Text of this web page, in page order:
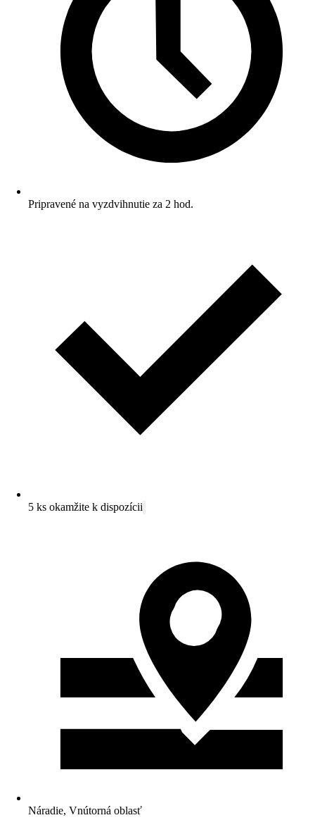
Pripravené na vyzdvihnutie za 2 hod.
5 ks okamžite k dispozícii
Náradie, Vnútorná oblasť